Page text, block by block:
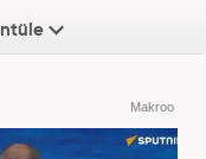
Makroo